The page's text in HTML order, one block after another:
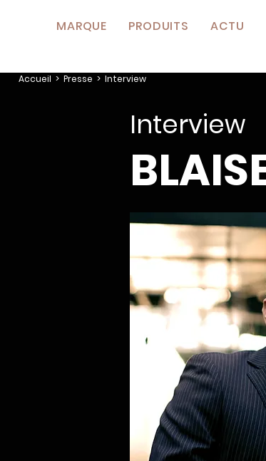
MARQUE PRODUITS ACTU
Accueil > Presse > Interview
Interview